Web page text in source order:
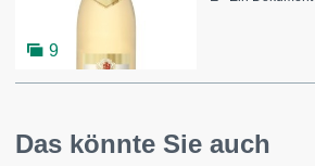
9
Das könnte Sie auch